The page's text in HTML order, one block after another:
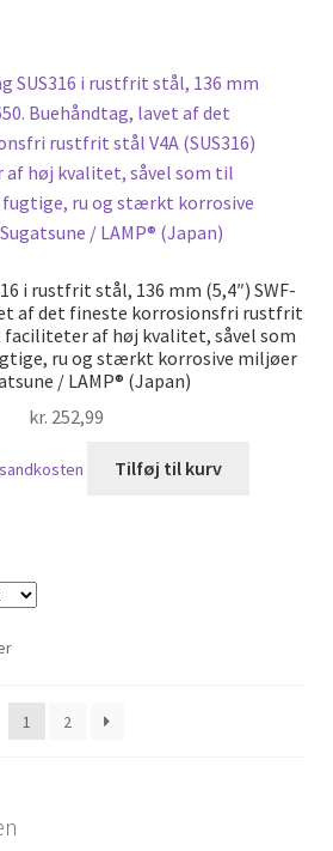
i rustfrit stål, 136 mm (5,4″) SWF-
af det fineste korrosionsfri rustfrit
faciliteter af høj kvalitet, såvel som
ru og stærkt korrosive miljøer
/ LAMP® (Japan)
kr. 252,99
Tilføj til kurv
Sorteret
popularitet
1
2